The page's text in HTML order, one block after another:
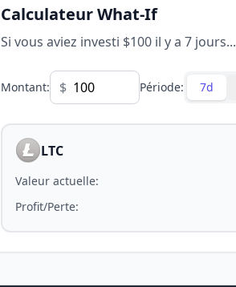
Calculateur What-If
Si vous aviez investi $100 il y a 7 jours...
Montant: $ Période: 7d
LTC
Valeur actuelle:
Profit/Perte: